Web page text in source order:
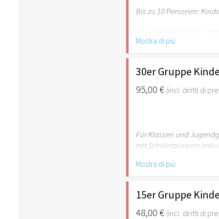
Bis zu 10 Personen:
Hinweis: Für Kinder
empfehlenswert.
Mostra di più
30er Gruppe
95,00 € (incl. diritti di
Für Klassen und
mit Schülerausweis
Hinweis: Für Kinder
empfehlenswert.
Mostra di più
15er Gruppe
48,00 € (incl. diritti di